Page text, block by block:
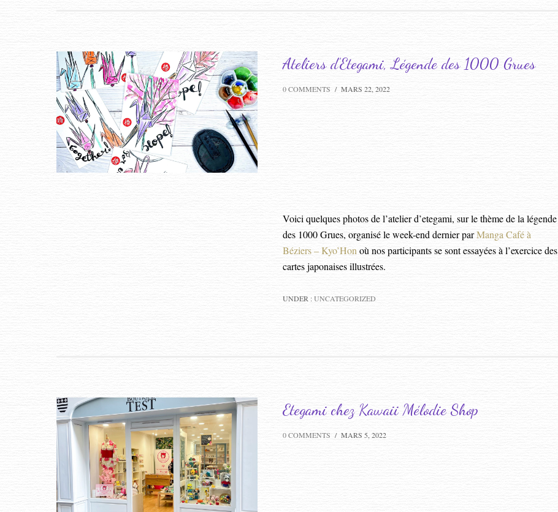
Ateliers d’Etegami, Légende des 1000 Grues
0 COMMENTS / MARS 22, 2022
Voici quelques photos de l’atelier d’etegami, sur le thème de la légende
des 1000 Grues, organisé le week-end dernier parManga Café à
Béziers – Kyo’Hon où nos participants se sont essayées à l’exercice des
cartes japonaises illustrées.
UNDER :UNCATEGORIZED
Etegami chez Kawaii Mélodie Shop
0 COMMENTS / MARS 5, 2022